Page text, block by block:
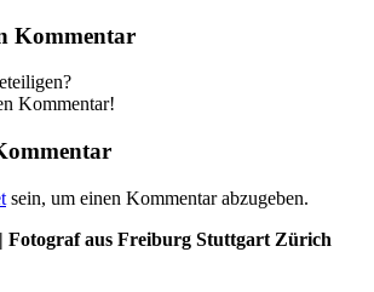
Kommentar
Kommentar!
sein, um einen Kommentar abzugeben.
Fotograf aus Freiburg Stuttgart Zürich